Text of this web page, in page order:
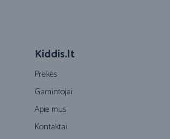
Kiddis.lt
Prekės
Gamintojai
Apie mus
Kontaktai